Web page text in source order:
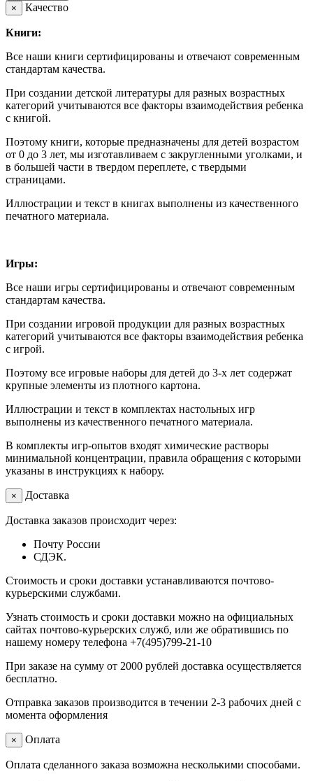
×
Качество
Книги:
Все наши книги сертифицированы и отвечают современным
стандартам качества.
При создании детской литературы для разных возрастных
категорий учитываются все факторы взаимодействия ребенка
с книгой.
Поэтому книги, которые предназначены для детей возрастом
от 0 до 3 лет, мы изготавливаем с закругленными уголками, и
в большей части в твердом переплете, с твердыми
страницами.
Иллюстрации и текст в книгах выполнены из качественного
печатного материала.
Игры:
Все наши игры сертифицированы и отвечают современным
стандартам качества.
При создании игровой продукции для разных возрастных
категорий учитываются все факторы взаимодействия ребенка
с игрой.
Поэтому все игровые наборы для детей до 3-х лет содержат
крупные элементы из плотного картона.
Иллюстрации и текст в комплектах настольных игр
выполнены из качественного печатного материала.
В комплекты игр-опытов входят химические растворы
минимальной концентрации, правила обращения с которыми
указаны в инструкциях к набору.
× Доставка
Доставка заказов происходит через:
Почту России
СДЭК.
Стоимость и сроки доставки устанавливаются почтово-
курьерскими службами.
Узнать стоимость и сроки доставки можно на официальных
сайтах почтово-курьерских служб, или же обратившись по
нашему номеру телефона +7(495)799-21-10
При заказе на сумму от 2000 рублей доставка осуществляется
бесплатно.
Отправка заказов производится в течении 2-3 рабочих дней с
момента оформления
× Оплата
Оплата сделанного заказа возможна несколькими способами.